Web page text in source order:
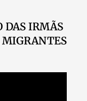
DAS IRMÃS
MIGRANTES